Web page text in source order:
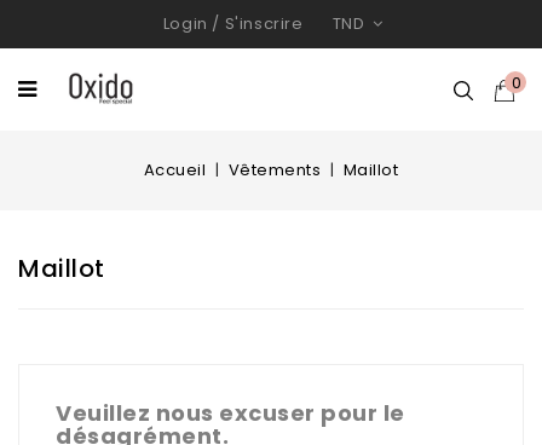
Login / S'inscrire TND
0
Accueil Vêtements Maillot
Maillot
Veuillez nous excuser pour le
désagrément.